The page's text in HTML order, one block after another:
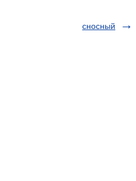
сносный